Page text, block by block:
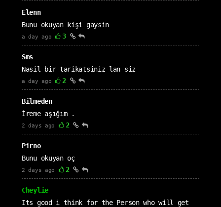
Elenn
Bunu okuyan kişi gaysin
a day ago 3
Sms
Nasil bir tarikatsiniz lan siz
a day ago 2
Bilmeden
İreme aşığım .
2 days ago 2
Pirno
Bunu okuyan oç
2 days ago 2
Cheylie
Its good i think for the Person who will get